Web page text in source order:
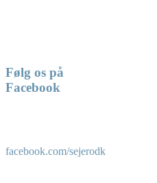
Følg os på
Facebook
facebook.com/sejerodk